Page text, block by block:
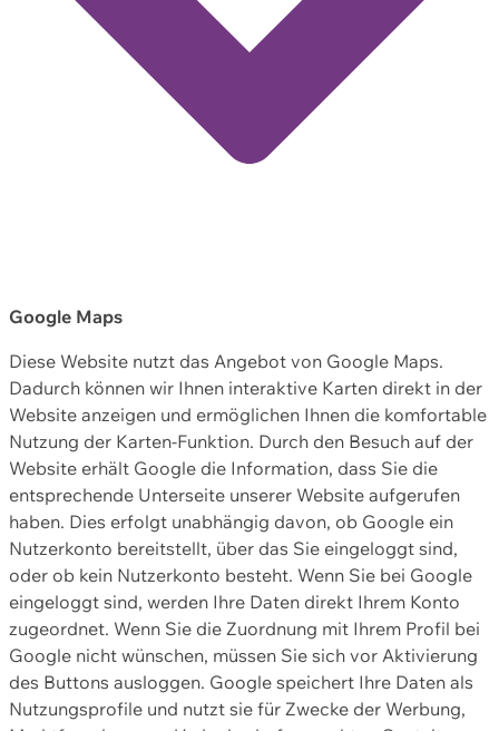
Google Maps
Diese Website nutzt das Angebot von Google Maps.
Dadurch können wir Ihnen interaktive Karten direkt in der
Website anzeigen und ermöglichen Ihnen die komfortable
Nutzung der Karten-Funktion. Durch den Besuch auf der
Website erhält Google die Information, dass Sie die
entsprechende Unterseite unserer Website aufgerufen
haben. Dies erfolgt unabhängig davon, ob Google ein
Nutzerkonto bereitstellt, über das Sie eingeloggt sind,
oder ob kein Nutzerkonto besteht. Wenn Sie bei Google
eingeloggt sind, werden Ihre Daten direkt Ihrem Konto
zugeordnet. Wenn Sie die Zuordnung mit Ihrem Profil bei
Google nicht wünschen, müssen Sie sich vor Aktivierung
des Buttons ausloggen. Google speichert Ihre Daten als
Nutzungsprofile und nutzt sie für Zwecke der Werbung,